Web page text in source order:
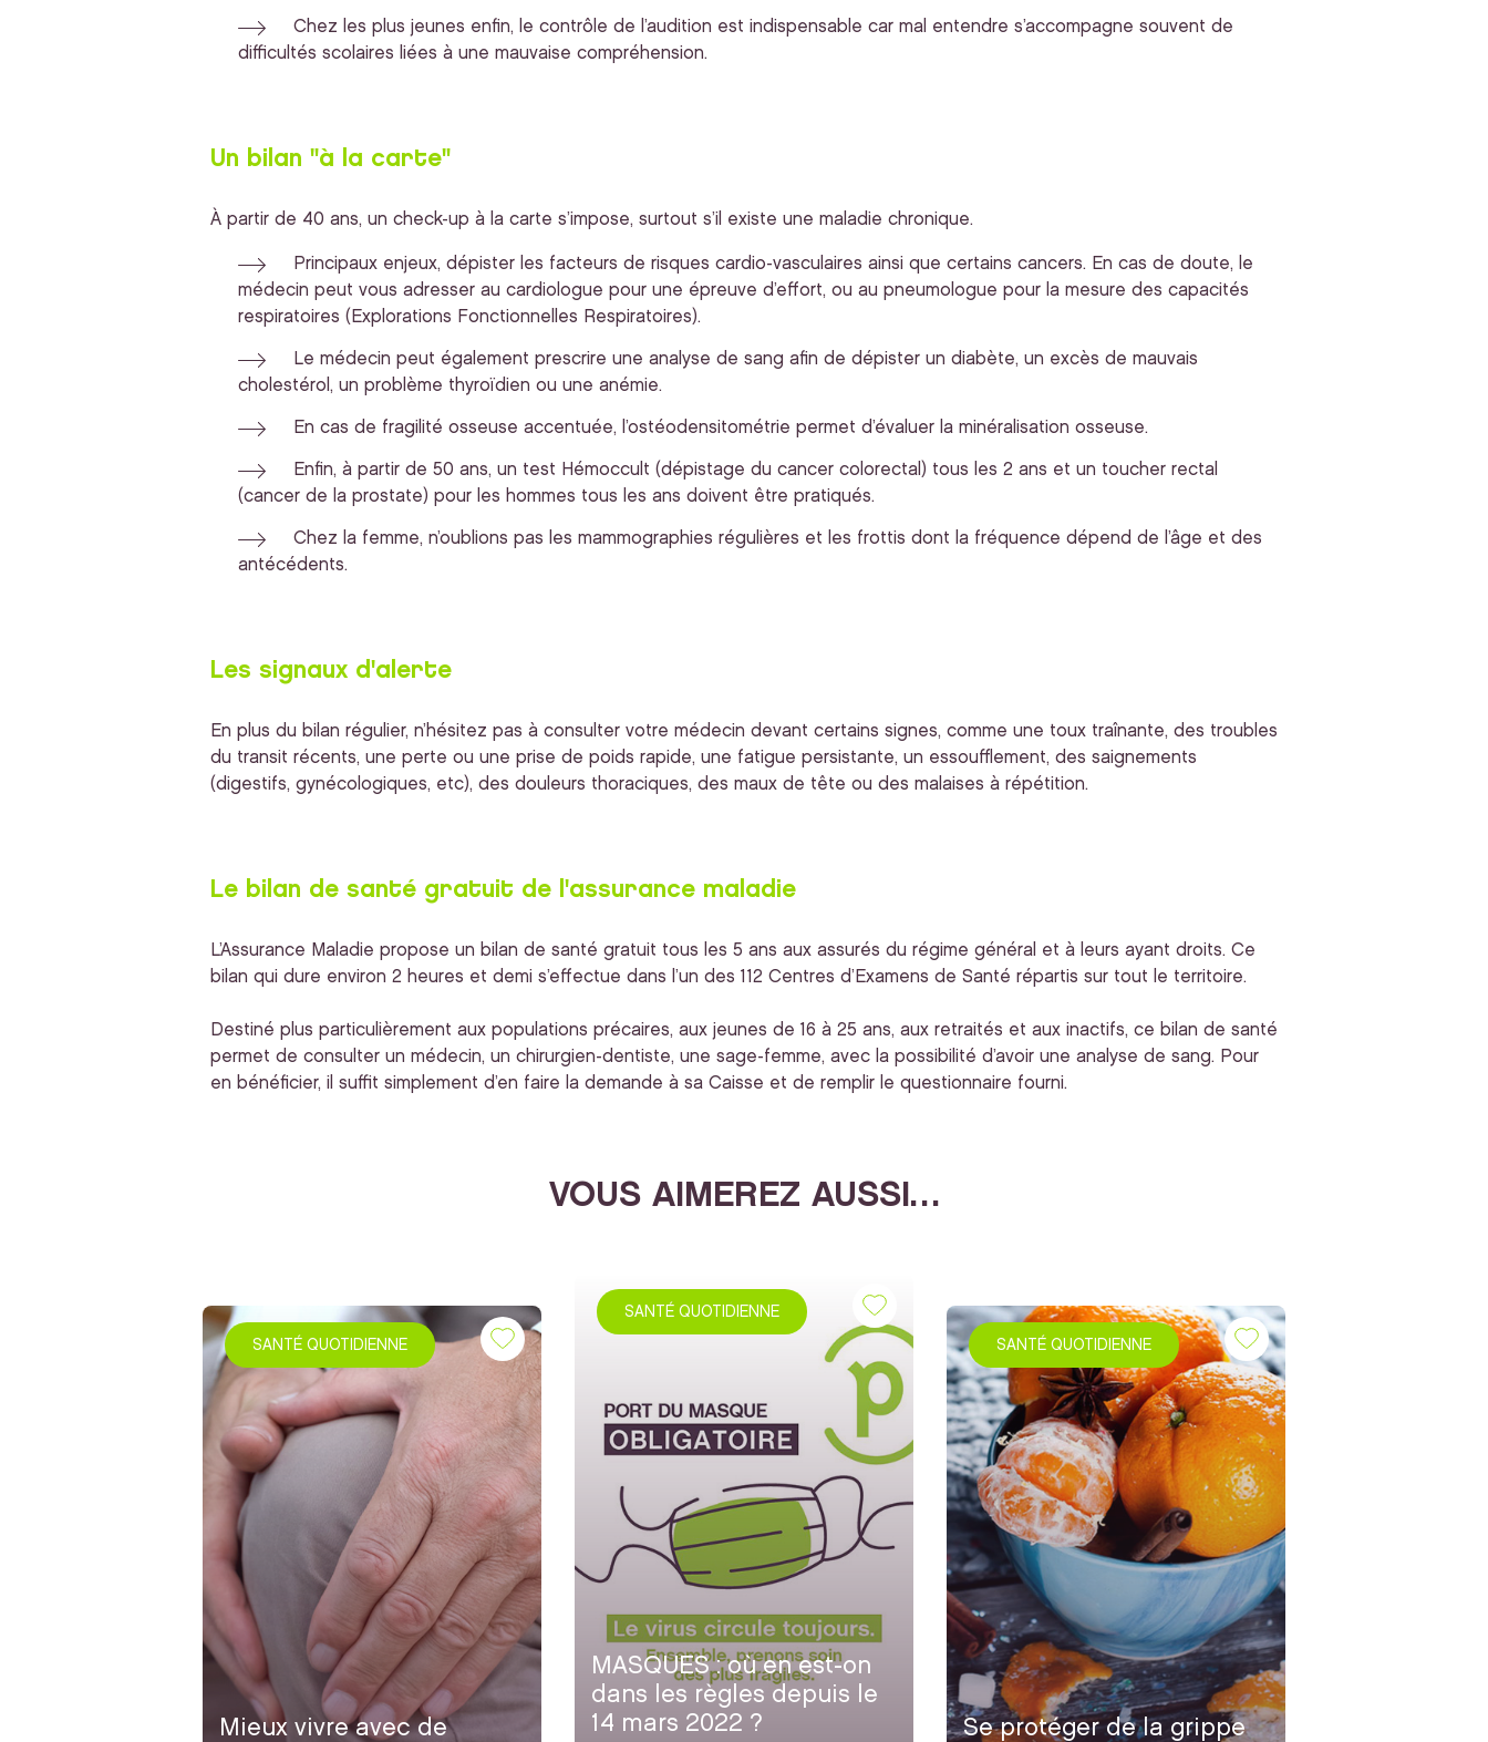
Chez les plus jeunes enfin, le contrôle de l’audition est indispensable car mal entendre s’accompagne souvent de
difficultés scolaires liées à une mauvaise compréhension.
Un bilan "à la carte"
À partir de 40 ans, un check-up à la carte s’impose, surtout s’il existe une maladie chronique.
Principaux enjeux, dépister les facteurs de risques cardio-vasculaires ainsi que certains cancers. En cas de doute, le
médecin peut vous adresser au cardiologue pour une épreuve d’effort, ou au pneumologue pour la mesure des capacités
respiratoires (Explorations Fonctionnelles Respiratoires).
Le médecin peut également prescrire une analyse de sang afin de dépister un diabète, un excès de mauvais
cholestérol, un problème thyroïdien ou une anémie.
En cas de fragilité osseuse accentuée, l’ostéodensitométrie permet d’évaluer la minéralisation osseuse.
Enfin, à partir de 50 ans, un test Hémoccult (dépistage du cancer colorectal) tous les 2 ans et un toucher rectal
(cancer de la prostate) pour les hommes tous les ans doivent être pratiqués.
Chez la femme, n’oublions pas les mammographies régulières et les frottis dont la fréquence dépend de l’âge et des
antécédents.
Les signaux d'alerte
En plus du bilan régulier, n’hésitez pas à consulter votre médecin devant certains signes, comme une toux traînante, des troubles
du transit récents, une perte ou une prise de poids rapide, une fatigue persistante, un essoufflement, des saignements
(digestifs, gynécologiques, etc), des douleurs thoraciques, des maux de tête ou des malaises à répétition.
Le bilan de santé gratuit de l'assurance maladie
L’Assurance Maladie propose un bilan de santé gratuit tous les 5 ans aux assurés du régime général et à leurs ayant droits. Ce
bilan qui dure environ 2 heures et demi s’effectue dans l’un des 112 Centres d’Examens de Santé répartis sur tout le territoire.
Destiné plus particulièrement aux populations précaires, aux jeunes de 16 à 25 ans, aux retraités et aux inactifs, ce bilan de santé
permet de consulter un médecin, un chirurgien-dentiste, une sage-femme, avec la possibilité d’avoir une analyse de sang. Pour
en bénéficier, il suffit simplement d’en faire la demande à sa Caisse et de remplir le questionnaire fourni.
VOUS AIMEREZ AUSSI…
SANTÉ QUOTIDIENNE
Mieux vivre avec de
SANTÉ QUOTIDIENNE
MASQUES : où en est-on
dans les règles depuis le
14 mars 2022 ?
SANTÉ QUOTIDIENNE
Se protéger de la grippe